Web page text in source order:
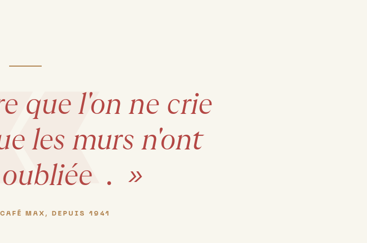
que l'on ne crie
les murs n'ont
oubliée . »
MAX, DEPUIS 1941